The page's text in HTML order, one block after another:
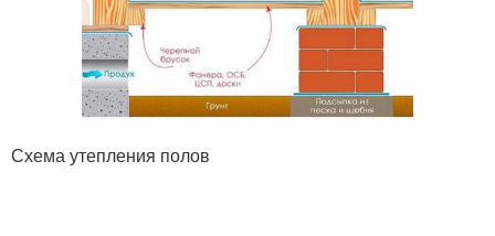
Схема утепления полов